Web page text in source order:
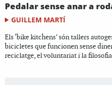
Pedalar sense anar a
GUILLEM MARTÍ
Els ‘bike kitchens’ són tallers
bicicletes que funcionen sense
reciclatge, el voluntariat i la filosofia